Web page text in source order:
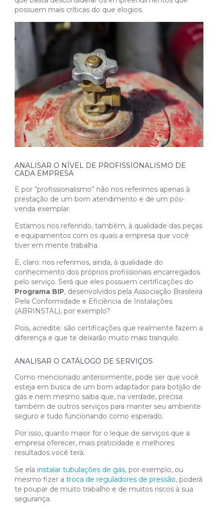
possuem mais críticas do que elogios.
ANALISAR O NÍVEL DE PROFISSIONALISMO DE
CADA EMPRESA
E por “profissionalismo” não nos referimos apenas à
prestação de um bom atendimento e de um pós-
venda exemplar.
Estamos nos referindo, também, à qualidade das peças
e equipamentos com os quais a empresa que você
tiver em mente trabalha.
E, claro: nos referimos, ainda, à qualidade do
conhecimento dos próprios profissionais encarregados
pelo serviço. Será que eles possuem certificações do
Programa BIP, desenvolvidos pela Associação Brasileira
Pela Conformidade e Eficiência de Instalações
(ABRINSTAL), por exemplo?
Pois, acredite: são certificações que realmente fazem a
diferença e que te deixarão muito mais tranquilo.
ANALISAR O CATÁLOGO DE SERVIÇOS
Como mencionado anteriormente, pode ser que você
esteja em busca de um bom adaptador para botijão de
gás e nem mesmo saiba que, na verdade, precisa
também de outros serviços para manter seu ambiente
seguro e tudo funcionando como esperado.
Por isso, quanto maior for o leque de serviços que a
empresa oferecer, mais praticidade e melhores
resultados você terá.
Se ela instalar tubulações de gás, por exemplo, ou
mesmo fizer a troca de reguladores de pressão, poderá
te poupar de muito trabalho e de muitos riscos à sua
segurança.